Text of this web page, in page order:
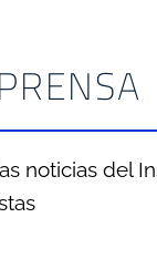
noticias del